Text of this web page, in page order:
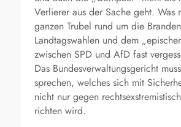
Verlierer aus der Sache geht. Was
ganzen Trubel rund um die
Landtagswahlen und dem
zwischen SPD und AfD fast
Das Bundesverwaltungsgericht
sprechen, welches sich mit
nicht nur gegen
richten wird.